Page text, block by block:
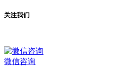
关注我们
微信咨询